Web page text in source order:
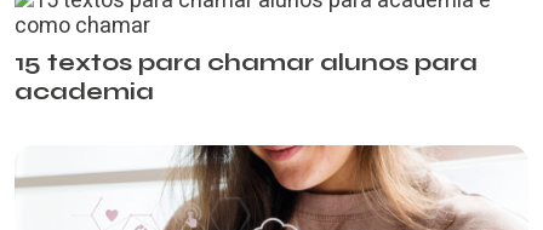
15 textos para chamar alunos para
academia